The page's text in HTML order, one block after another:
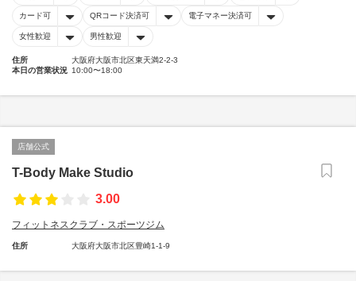
カード可 QRコード決済可 電子マネー決済可
女性歓迎 男性歓迎
住所
大阪府大阪市北区東天満2-2-3
本日の営業状況 10:00〜18:00
店舗公式
T-Body Make Studio
3.00
フィットネスクラブ・スポーツジム
住所 大阪府大阪市北区豊崎1-1-9